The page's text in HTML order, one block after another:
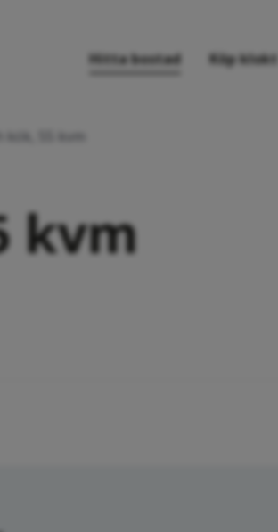
Köp klokt
Hitta bostad
kök, 55 kvm
kvm